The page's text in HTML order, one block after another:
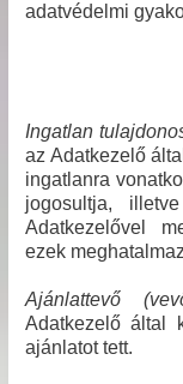
adatvédelmi
Ingatlan
az Adatkezelő
ingatlanra
jogosultja,
Adatkezelővel
ezek
Ajánlattevő
Adatkezelő által
ajánlatot tett.